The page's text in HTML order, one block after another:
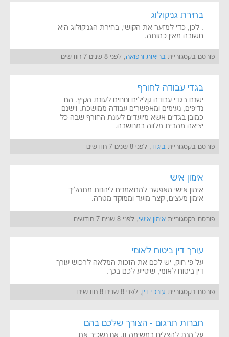
בחירת גניקולוג
. לכן, כדי למזער את הקושי, בחירת הגניקולוג היא
חשובה מאין כמותה.
פורסם בקטגוריית בריאות ורפואה, לפני 8 שנים 7 חודשים
בגדי עבודה לחורף
ישנם בגדי עבודה קלילים ונוחים לעונת הקיץ. הם
נדיפים, נעימים ומאפשרים עבודה ממושכת. וישנם
כמובן בגדים אשא מיועדים לעונת החורף שבה כל
יציאה מהבית מלווה במחשבה.
פורסם בקטגוריית ביגוד, לפני 8 שנים 7 חודשים
אימון אישי
אימון אישי מאפשר למתאמנים ליהנות מתהליך
אימון מעצים, קצר מועד וממוקד מטרה.
פורסם בקטגוריית אימון אישי, לפני 8 שנים 7 חודשים
עורך דין ביטוח לאומי
על פי חוק, יש לכם את הזכות המלאה לרכוש עורך
דין ביטוח לאומי, שיסייע לכם בכך.
פורסם בקטגוריית עורכי דין, לפני 8 שנים 8 חודשים
חברות תרגום - הצורך שלכם בהם
על מנת להצליח במשימה זו, אנו נשכיר את